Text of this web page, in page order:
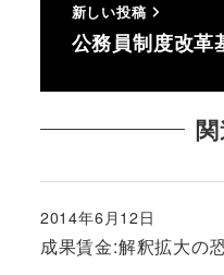
新しい投稿
公務員制度改革
成果賃金:解釈拡大の
投稿日
2014年6月12日